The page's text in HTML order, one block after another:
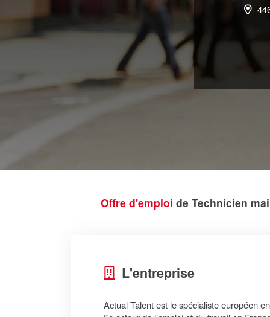
Offre d'emploi de Technicien
L'entreprise
Actual Talent est le spécialiste européen